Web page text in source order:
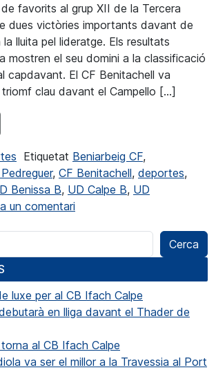
favorits al grup XII de la Tercera
dues victòries importants davant de
lluita pel lideratge. Els resultats
mostren el seu domini a la classificació
capdavant. El CF Benitachell va
clau davant el Campello […]
Etiquetat Beniarbeig CF,
, CF Benitachell, deportes,
Benissa B, UD Calpe B, UD
un comentari
Cerca
luxe per al CB Ifach Calpe
en lliga davant el Thader de
al CB Ifach Calpe
va ser el millor a la Travessia al Port